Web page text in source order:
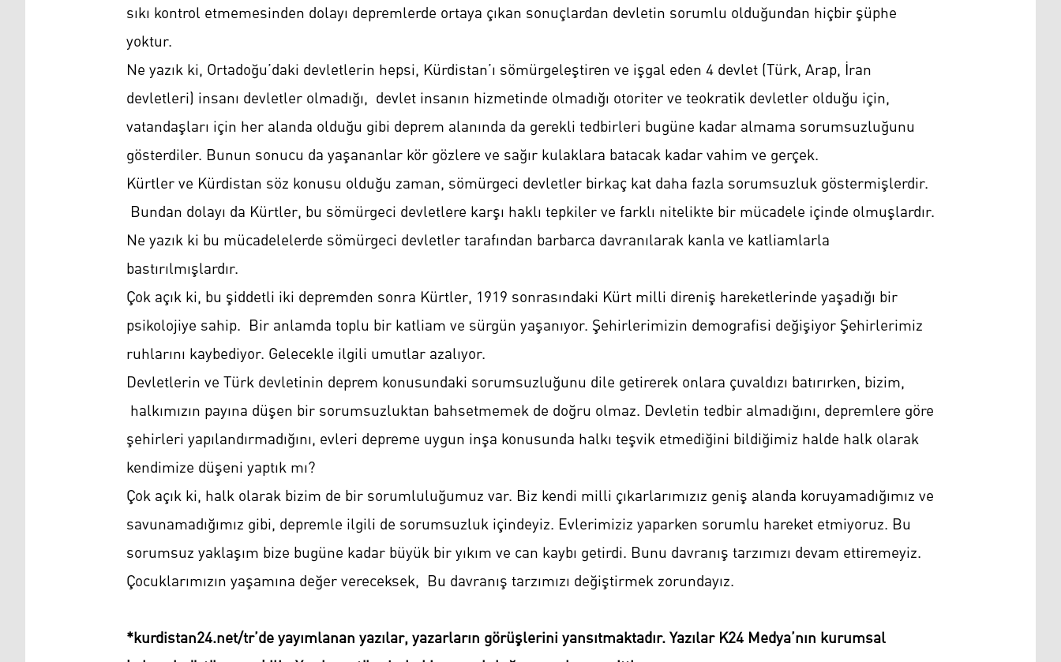
sıkı kontrol etmemesinden dolayı depremlerde ortaya çıkan sonuçlardan devletin sorumlu olduğundan hiçbir şüphe
yoktur.
Ne yazık ki, Ortadoğu’daki devletlerin hepsi, Kürdistan’ı sömürgeleştiren ve işgal eden 4 devlet (Türk, Arap, İran
devletleri) insanı devletler olmadığı, devlet insanın hizmetinde olmadığı otoriter ve teokratik devletler olduğu için,
vatandaşları için her alanda olduğu gibi deprem alanında da gerekli tedbirleri bugüne kadar almama sorumsuzluğunu
gösterdiler. Bunun sonucu da yaşananlar kör gözlere ve sağır kulaklara batacak kadar vahim ve gerçek.
Kürtler ve Kürdistan söz konusu olduğu zaman, sömürgeci devletler birkaç kat daha fazla sorumsuzluk göstermişlerdir.
Bundan dolayı da Kürtler, bu sömürgeci devletlere karşı haklı tepkiler ve farklı nitelikte bir mücadele içinde olmuşlardır.
Ne yazık ki bu mücadelelerde sömürgeci devletler tarafından barbarca davranılarak kanla ve katliamlarla
bastırılmışlardır.
Çok açık ki, bu şiddetli iki depremden sonra Kürtler, 1919 sonrasındaki Kürt milli direniş hareketlerinde yaşadığı bir
psikolojiye sahip. Bir anlamda toplu bir katliam ve sürgün yaşanıyor. Şehirlerimizin demografisi değişiyor Şehirlerimiz
ruhlarını kaybediyor. Gelecekle ilgili umutlar azalıyor.
Devletlerin ve Türk devletinin deprem konusundaki sorumsuzluğunu dile getirerek onlara çuvaldızı batırırken, bizim,
halkımızın payına düşen bir sorumsuzluktan bahsetmemek de doğru olmaz. Devletin tedbir almadığını, depremlere göre
şehirleri yapılandırmadığını, evleri depreme uygun inşa konusunda halkı teşvik etmediğini bildiğimiz halde halk olarak
kendimize düşeni yaptık mı?
Çok açık ki, halk olarak bizim de bir sorumluluğumuz var. Biz kendi milli çıkarlarımızız geniş alanda koruyamadığımız ve
savunamadığımız gibi, depremle ilgili de sorumsuzluk içindeyiz. Evlerimiziz yaparken sorumlu hareket etmiyoruz. Bu
sorumsuz yaklaşım bize bugüne kadar büyük bir yıkım ve can kaybı getirdi. Bunu davranış tarzımızı devam ettiremeyiz.
Çocuklarımızın yaşamına değer vereceksek, Bu davranış tarzımızı değiştirmek zorundayız.
*kurdistan24.net/tr’de yayımlanan yazılar, yazarların görüşlerini yansıtmaktadır. Yazılar K24 Medya’nın kurumsal